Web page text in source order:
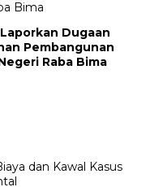
Dugaan
Pembangunan
Raba Bima